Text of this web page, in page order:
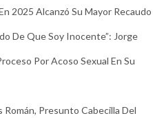
2025 Alcanzó Su Mayor Recaudo
De Que Soy Inocente”: Jorge
Por Acoso Sexual En Su
Román, Presunto Cabecilla Del